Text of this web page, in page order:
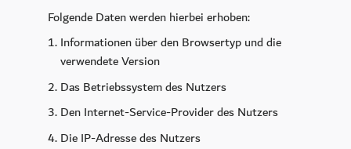
Folgende Daten werden hierbei erhoben:
Informationen über den Browsertyp und die
verwendete Version
Das Betriebssystem des Nutzers
Den Internet-Service-Provider des Nutzers
Die IP-Adresse des Nutzers